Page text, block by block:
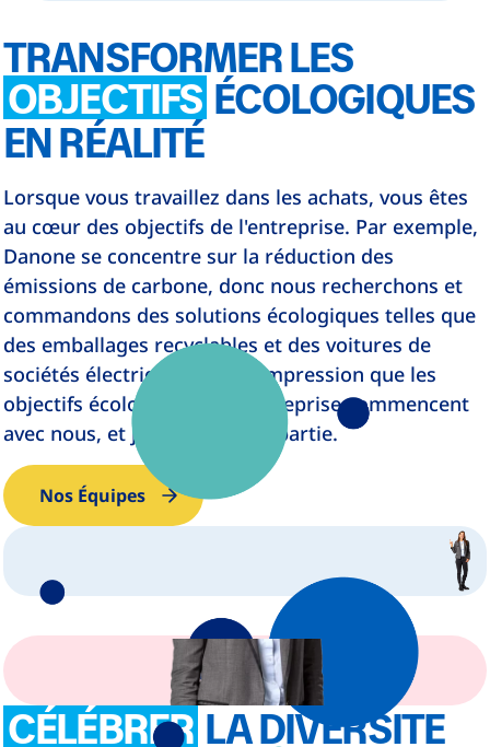
TRANSFORMER LES
OBJECTIFS ÉCOLOGIQUES
EN RÉALITÉ
Lorsque vous travaillez dans les achats, vous êtes
au cœur des objectifs de l'entreprise. Par exemple,
Danone se concentre sur la réduction des
émissions de carbone, donc nous recherchons et
commandons des solutions écologiques telles que
des emballages recyclables et des voitures de
sociétés électriques. On a l'impression que les
objectifs écologiques de l'entreprise commencent
avec nous, et j'adore en faire partie.
Nos Équipes
CÉLÉBRER LA DIVERSITE